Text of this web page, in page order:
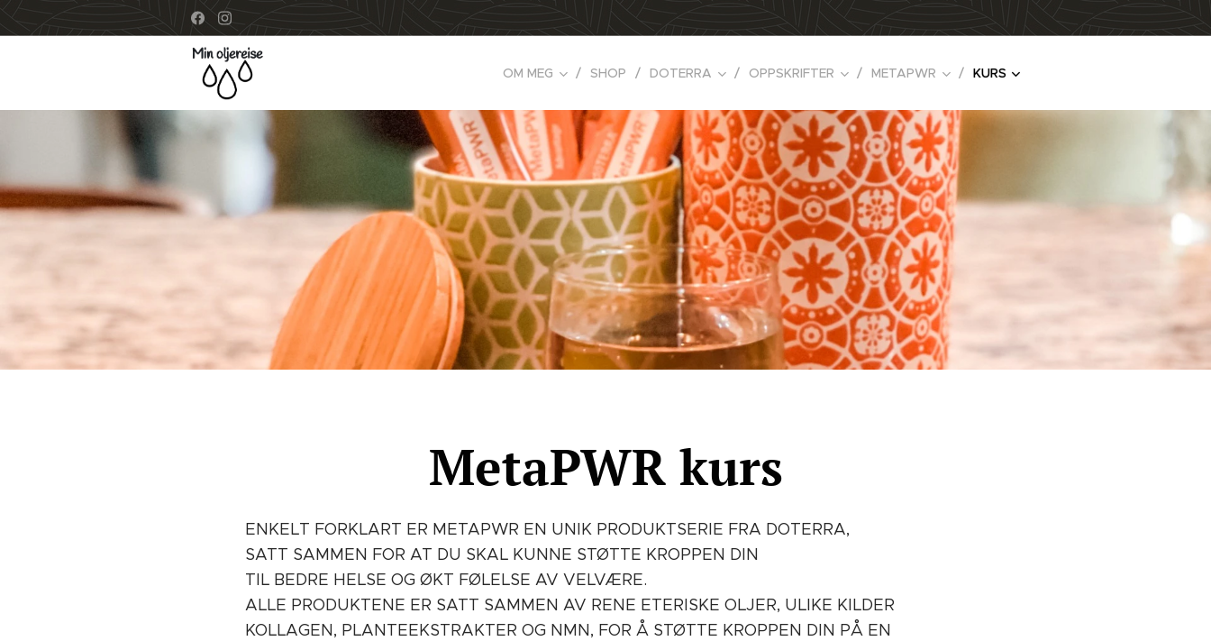
OM MEG SHOP DOTERRA OPPSKRIFTER METAPWR KURS
MetaPWR kurs
ENKELT FORKLART ER METAPWR EN UNIK PRODUKTSERIE FRA DOTERRA,
SATT SAMMEN FOR AT DU SKAL KUNNE STØTTE KROPPEN DIN
TIL BEDRE HELSE OG ØKT FØLELSE AV VELVÆRE.
ALLE PRODUKTENE ER SATT SAMMEN AV RENE ETERISKE OLJER, ULIKE KILDER
KOLLAGEN, PLANTEEKSTRAKTER OG NMN, FOR Å STØTTE KROPPEN DIN PÅ EN